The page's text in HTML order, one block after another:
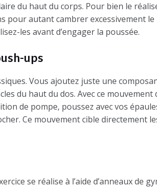
du haut du corps. Pour bien le
pour autant cambrer excessivement le
les avant d’engager la poussée.
ups
Vous ajoutez juste une
du haut du dos. Avec ce mouvement
de pompe, poussez avec vos
Ce mouvement cible directement
se réalise à l’aide d’anneaux de